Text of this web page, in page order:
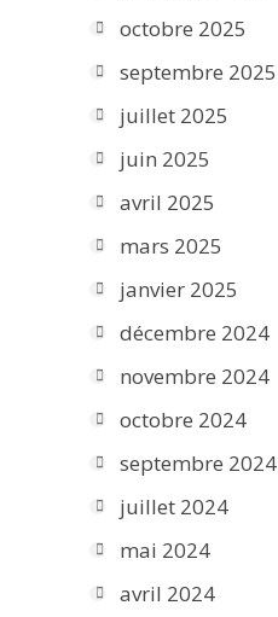
octobre 2025
septembre 2025
juillet 2025
juin 2025
avril 2025
mars 2025
janvier 2025
décembre 2024
novembre 2024
octobre 2024
septembre 2024
juillet 2024
mai 2024
avril 2024